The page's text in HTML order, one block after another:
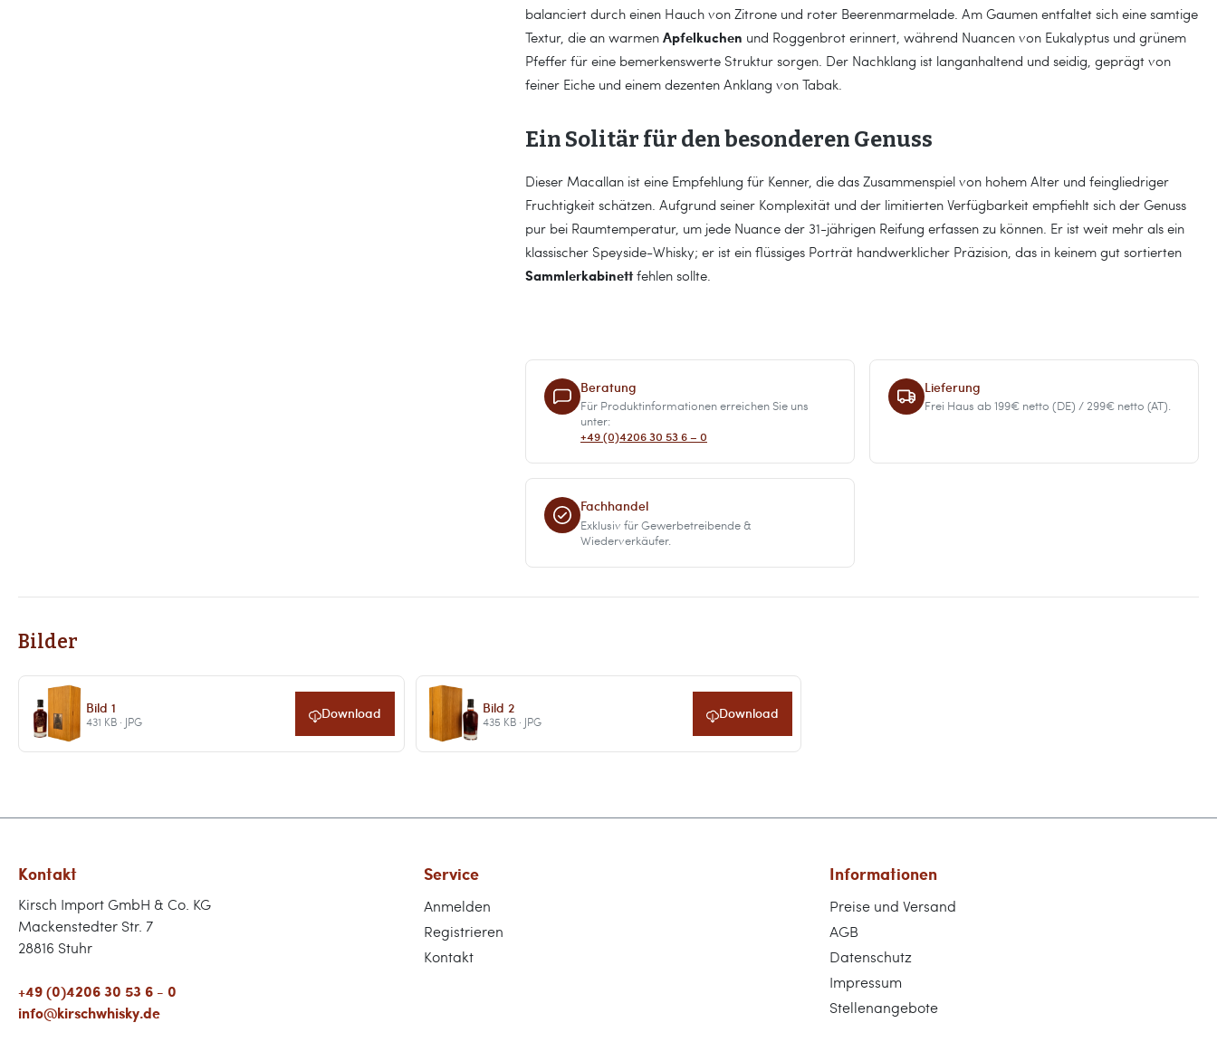
balanciert durch einen Hauch von Zitrone und roter Beerenmarmelade. Am Gaumen entfaltet sich eine samtige
Textur, die an warmen Apfelkuchen und Roggenbrot erinnert, während Nuancen von Eukalyptus und grünem
Pfeffer für eine bemerkenswerte Struktur sorgen. Der Nachklang ist langanhaltend und seidig, geprägt von
feiner Eiche und einem dezenten Anklang von Tabak.
Ein Solitär für den besonderen Genuss
Dieser Macallan ist eine Empfehlung für Kenner, die das Zusammenspiel von hohem Alter und feingliedriger
Fruchtigkeit schätzen. Aufgrund seiner Komplexität und der limitierten Verfügbarkeit empfiehlt sich der Genuss
pur bei Raumtemperatur, um jede Nuance der 31-jährigen Reifung erfassen zu können. Er ist weit mehr als ein
klassischer Speyside-Whisky; er ist ein flüssiges Porträt handwerklicher Präzision, das in keinem gut sortierten
Sammlerkabinettfehlen sollte.
Beratung
Für Produktinformationen erreichen Sie uns
unter:
+49 (0)4206 30 53 6 – 0
Lieferung
Frei Haus ab 199€ netto (DE) / 299€ netto (AT).
Fachhandel
Exklusiv für Gewerbetreibende &
Wiederverkäufer.
Bilder
Bild 1
431 KB · JPG Download Bild 2
435 KB · JPG Download
Kontakt
Kirsch Import GmbH & Co. KG
Mackenstedter Str. 7
28816 Stuhr
+49 (0)4206 30 53 6 - 0
info@kirschwhisky.de
Service
Anmelden
Registrieren
Kontakt
Informationen
Preise und Versand
AGB
Datenschutz
Impressum
Stellenangebote